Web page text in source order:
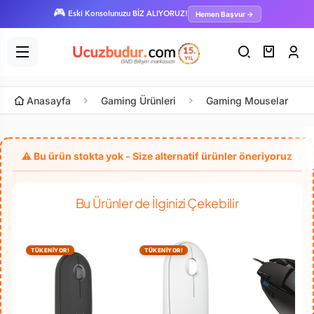
🎮 Eski Konsolunuzu BİZ ALIYORUZ! Hemen Başvur →
Anasayfa Gaming Ürünleri Gaming Mouselar
Bu Ürünler de İlginizi Çekebilir
TÜKENİYOR! TÜKENİYOR!